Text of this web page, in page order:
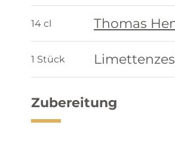
14 cl Thomas
1 Stück
Zubereitung